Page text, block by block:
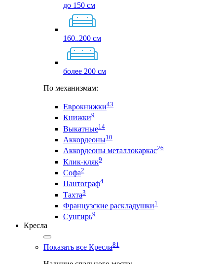
до 150 см
160..200 см
более 200 см
По механизмам:
Еврокнижки43
Книжки9
Выкатные14
Аккордеоны10
Аккордеоны металлокаркас26
Клик-кляк9
Софа2
Пантограф4
Тахта3
Французские раскладушки1
Сунгирь9
Кресла
Показать все Кресла81